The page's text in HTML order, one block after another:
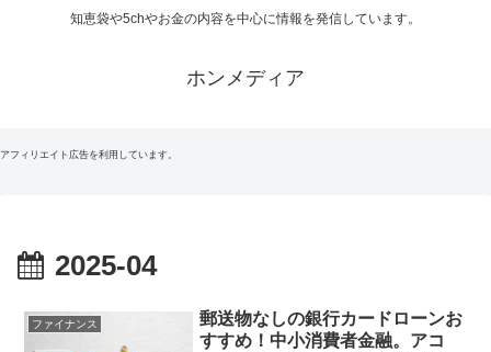
知恵袋や5chやお金の内容を中心に情報を発信しています。
ホンメディア
アフィリエイト広告を利用しています。
2025-04
ファイナンス
郵送物なしの銀行カードローンお
すすめ！中小消費者金融。アコ